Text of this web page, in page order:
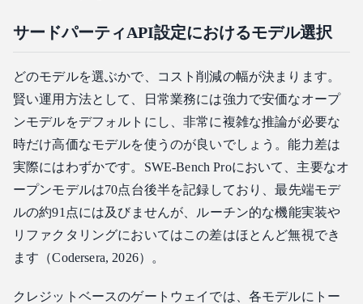
サードパーティAPI設定におけるモデル選択
どのモデルを選ぶかで、コスト削減の幅が決まります。
賢い運用方法として、日常業務には強力で安価なオープ
ンモデルをデフォルトにし、非常に複雑な推論が必要な
時だけ高価なモデルを使うのが良いでしょう。能力差は
実際にはわずかです。SWE-Bench Proにおいて、主要なオ
ープンモデルは70点台後半を記録しており、最先端モデ
ルの約91点には及びませんが、ルーチン的な機能実装や
リファクタリングにおいてはこの差はほとんど無視でき
ます（Codersera, 2026）。
クレジットベースのゲートウェイでは、各モデルにトー